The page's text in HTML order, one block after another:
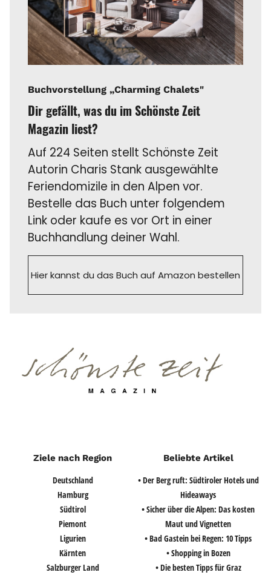
Buchvorstellung „Charming Chalets"
Dir gefällt, was du im Schönste Zeit
Magazin liest?
Auf 224 Seiten stellt Schönste Zeit
Autorin Charis Stank ausgewählte
Feriendomizile in den Alpen vor.
Bestelle das Buch unter folgendem
Link oder kaufe es vor Ort in einer
Buchhandlung deiner Wahl.
Hier kannst du das Buch auf Amazon bestellen
Ziele nach Region
Deutschland
Hamburg
Südtirol
Piemont
Ligurien
Kärnten
Salzburger Land
Beliebte Artikel
• Der Berg ruft: Südtiroler Hotels und
Hideaways
• Sicher über die Alpen: Das kosten
Maut und Vignetten
• Bad Gastein bei Regen: 10 Tipps
• Shopping in Bozen
• Die besten Tipps für Graz